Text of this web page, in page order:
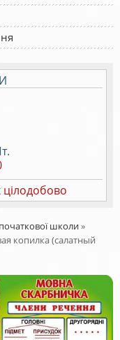
цілодобово
школи»
копилка (салатный